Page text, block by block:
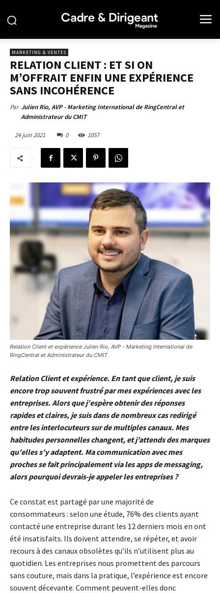
MARKETING & VENTES
RELATION CLIENT : ET SI ON
M’OFFRAIT ENFIN UNE EXPÉRIENCE
SANS INCOHÉRENCE
Par Julien Rio, AVP - Marketing International de RingCentral et
Administrateur du CMIT
24 juin 2021 0 1057
Relation Client et expérience Julien Rio, AVP - Marketing International de
RingCentral et Administrateur du CMIT
Relation Client et expérience. En tant que client, je suis
encore trop souvent frustré par mes expériences avec les
entreprises. Alors que j’espère obtenir des réponses
rapides et claires, je suis dans de nombreux cas redirigé
entre les interlocuteurs sur de multiples canaux. Mes
habitudes personnelles changent, et j’attends des marques
qu’elles s’y adaptent. Ma communication avec mes
proches se fait principalement via les apps de messaging,
alors pourquoi devrais-je appeler les entreprises ?
Ce constat est partagé par une majorité de
consommateurs : selon une étude, 76% des clients ayant
contacté une entreprise durant les 12 derniers mois en ont
été insatisfaits. Ils doivent attendre, se répéter, et avoir
recours à des canaux obsolètes qu’ils n’utilisent plus au
quotidien. Les entreprises nous promettent des parcours
sans couture, mais dans la pratique, l’expérience est encore
souvent décevante. Comment peuvent-elles donc